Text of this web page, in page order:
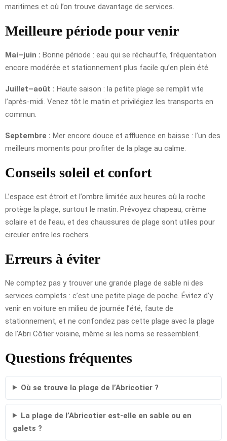
maritimes et où l’on trouve davantage de services.
Meilleure période pour venir
Mai–juin : Bonne période : eau qui se réchauffe, fréquentation
encore modérée et stationnement plus facile qu’en plein été.
Juillet–août : Haute saison : la petite plage se remplit vite
l’après-midi. Venez tôt le matin et privilégiez les transports en
commun.
Septembre : Mer encore douce et affluence en baisse : l’un des
meilleurs moments pour profiter de la plage au calme.
Conseils soleil et confort
L’espace est étroit et l’ombre limitée aux heures où la roche
protège la plage, surtout le matin. Prévoyez chapeau, crème
solaire et de l’eau, et des chaussures de plage sont utiles pour
circuler entre les rochers.
Erreurs à éviter
Ne comptez pas y trouver une grande plage de sable ni des
services complets : c’est une petite plage de poche. Évitez d’y
venir en voiture en milieu de journée l’été, faute de
stationnement, et ne confondez pas cette plage avec la plage
de l’Abri Côtier voisine, même si les noms se ressemblent.
Questions fréquentes
Où se trouve la plage de l’Abricotier ?
La plage de l’Abricotier est-elle en sable ou en
galets ?